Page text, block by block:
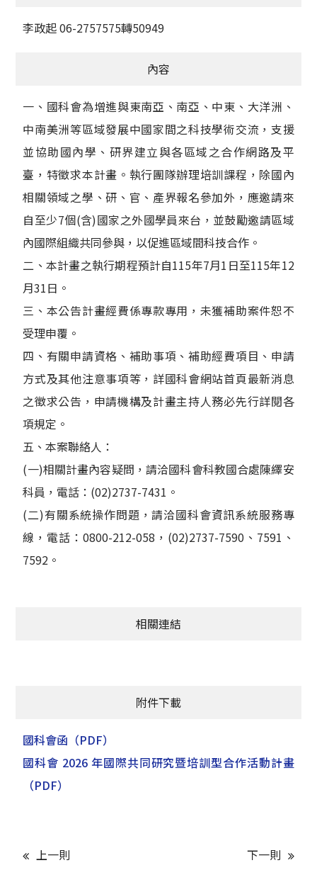
李政起 06-2757575轉50949
內容
一、國科會為增進與東南亞、南亞、中東、大洋洲、
中南美洲等區域發展中國家間之科技學術交流，支援
並協助國內學、研界建立與各區域之合作網路及平
臺，特徵求本計畫。執行團隊辦理培訓課程，除國內
相關領域之學、研、官、產界報名參加外，應邀請來
自至少7個(含)國家之外國學員來台，並鼓勵邀請區域
內國際組織共同參與，以促進區域間科技合作。
二、本計畫之執行期程預計自115年7月1日至115年12
月31日。
三、本公告計畫經費係專款專用，未獲補助案件恕不
受理申覆。
四、有關申請資格、補助事項、補助經費項目、申請
方式及其他注意事項等，詳國科會網站首頁最新消息
之徵求公告，申請機構及計畫主持人務必先行詳閱各
項規定。
五、本案聯絡人：
(一)相關計畫內容疑問，請洽國科會科教國合處陳繹安
科員，電話：(02)2737-7431。
(二)有關系統操作問題，請洽國科會資訊系統服務專
線，電話：0800-212-058，(02)2737-7590、7591、
7592。
相關連結
附件下載
國科會函 （PDF）
國科會 2026 年國際共同研究暨培訓型合作活動計畫
（PDF）
上一則 下一則